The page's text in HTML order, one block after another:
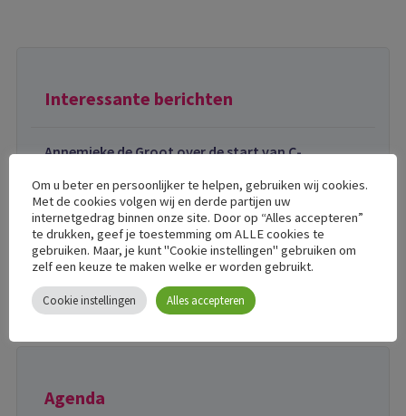
Interessante berichten
Annemieke de Groot over de start van C-
Een eerste indruk
Nieuwsbrief juni 2021
Agenda
Om u beter en persoonlijker te helpen, gebruiken wij cookies.
Met de cookies volgen wij en derde partijen uw
internetgedrag binnen onze site. Door op “Alles accepteren”
te drukken, geef je toestemming om ALLE cookies te
gebruiken. Maar, je kunt "Cookie instellingen" gebruiken om
zelf een keuze te maken welke er worden gebruikt.
Cookie instellingen Alles accepteren